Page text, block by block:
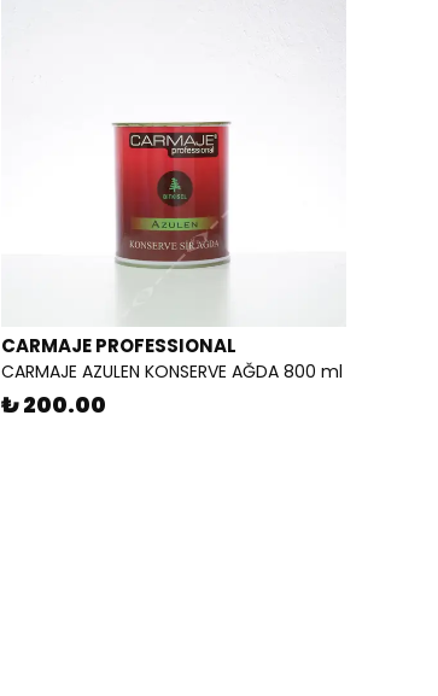
CARMAJE PROFESSIONAL
CARMAJE AZULEN KONSERVE AĞDA 800 ml
₺ 200.00